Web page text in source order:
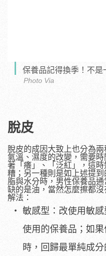
保養品記得換季！不是
Photo Via
脫皮
脫皮的成因大致上也分為
氣溫、濕度的改變，需要
著「癢」、「泛紅」，這
糟；另一種則是如上述提
脂與水分時，男性保養品
缺的是油，當然怎麼擦都沒
解法：
敏感型：改使用敏
使用的保養品；如
時，回歸最單純成